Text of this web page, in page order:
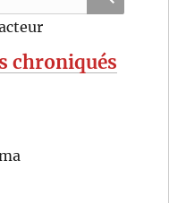
chroniqués